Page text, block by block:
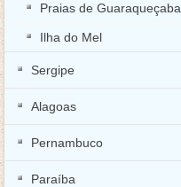
Praias de Guaraqueçaba
Ilha do Mel
Sergipe
Alagoas
Pernambuco
Paraíba